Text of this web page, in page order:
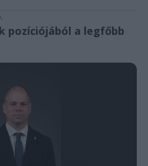
pozíciójából a legfőbb